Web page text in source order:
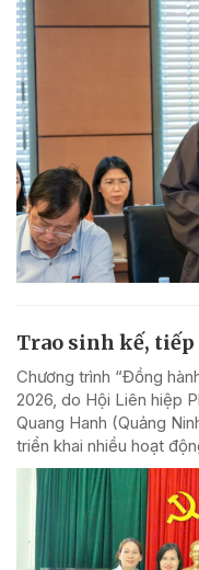
Trao sinh kế,
Chương trình “Đồng
2026, do Hội Liên hiệp
Quang Hanh (Quảng
triển khai nhiều hoạt